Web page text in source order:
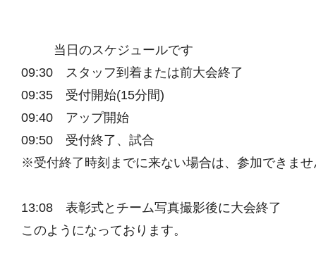
当日のスケジュールです
09:30 スタッフ到着または前大会終了
09:35 受付開始(15分間)
09:40 アップ開始
09:50 受付終了、試合
※受付終了時刻までに来ない場合は、参加できませ
13:08 表彰式とチーム写真撮影後に大会終了
このようになっております。